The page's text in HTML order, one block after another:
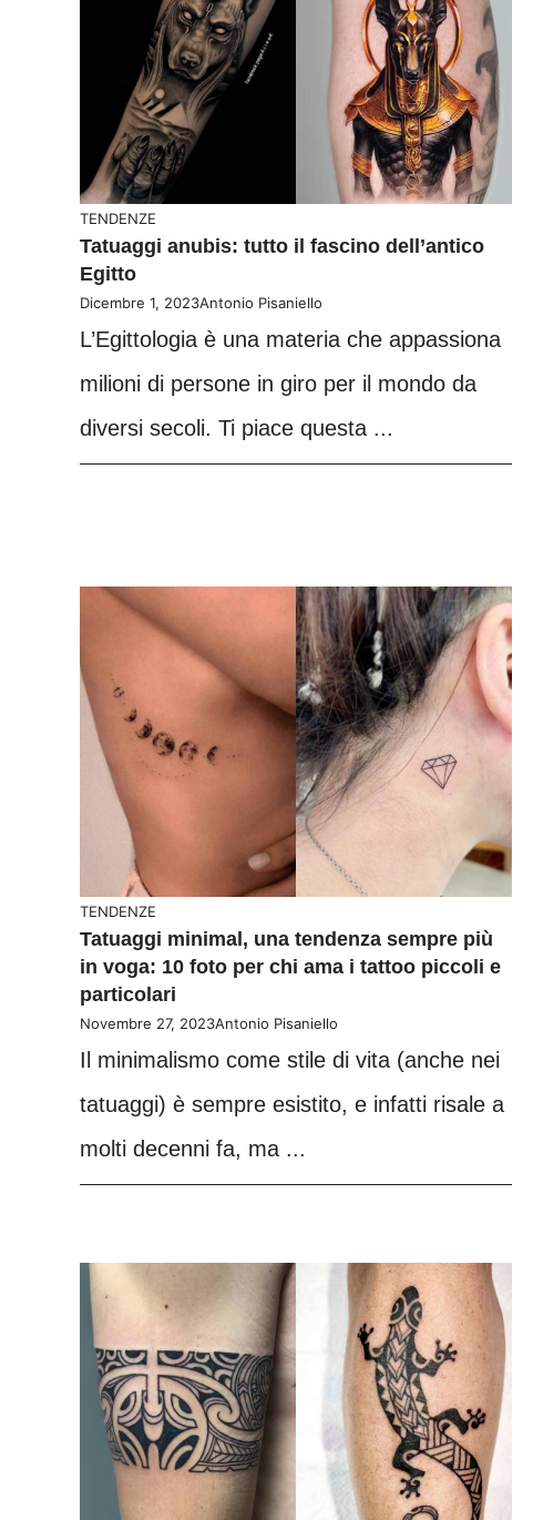
TENDENZE
Tatuaggi anubis: tutto il fascino dell’antico
Egitto
Dicembre 1, 2023Antonio Pisaniello
L’Egittologia è una materia che appassiona
milioni di persone in giro per il mondo da
diversi secoli. Ti piace questa ...
TENDENZE
Tatuaggi minimal, una tendenza sempre più
in voga: 10 foto per chi ama i tattoo piccoli e
particolari
Novembre 27, 2023Antonio Pisaniello
Il minimalismo come stile di vita (anche nei
tatuaggi) è sempre esistito, e infatti risale a
molti decenni fa, ma ...